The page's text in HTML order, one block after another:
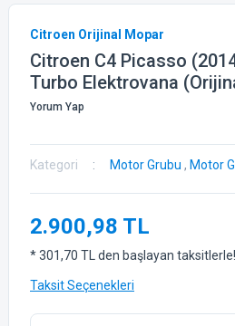
Citroen Orijinal Mopar
Citroen C4 Picasso
Turbo Elektrovana
Yorum Yap
Kategori Motor Grubu , Motor
2.900,98 TL
* 301,70 TL den başlayan
Taksit Seçenekleri